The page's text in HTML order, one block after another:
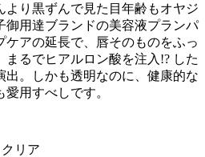
より黒ずんで見た目年齢もオヤジ
用達ブランドの美容液プランパ
ケアの延長で、唇そのものをふっ
まるでヒアルロン酸を注入!? した
出。しかも透明なのに、健康的な
用すべしです。
クリア